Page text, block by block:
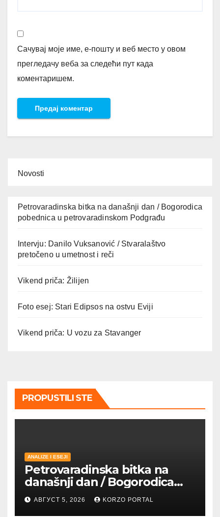
Сачувај моје име, е-пошту и веб место у овом
прегледачу веба за следећи пут када
коментаришем.
Novosti
Petrovaradinska bitka na današnji dan / Bogorodica
pobednica u petrovaradinskom Podgrađu
Intervju: Danilo Vuksanović / Stvaralaštvo
pretočeno u umetnost i reči
Vikend priča: Žilijen
Foto esej: Stari Edipsos na ostvu Eviji
Vikend priča: U vozu za Stavanger
PROPUSTILI STE
ANALIZE I ESEJI
Petrovaradinska bitka na
današnji dan / Bogorodica
pobednica u
petrovaradinskom Podgrađu
АВГУСТ 5, 2026 KORZO PORTAL